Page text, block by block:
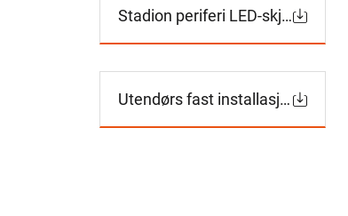
Stadion periferi LED-skjerm serie
Utendørs fast installasjon LED-skjerm serie